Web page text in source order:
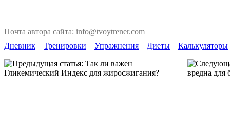
Почта автора сайта: info@tvoytrener.com
Дневник
Тренировки Упражнения Диеты Калькуляторы